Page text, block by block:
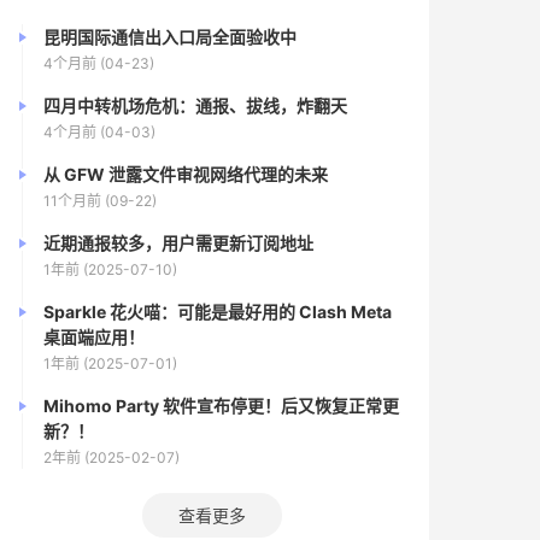
昆明国际通信出入口局全面验收中
4个月前 (04-23)
四月中转机场危机：通报、拔线，炸翻天
4个月前 (04-03)
从 GFW 泄露文件审视网络代理的未来
11个月前 (09-22)
近期通报较多，用户需更新订阅地址
1年前 (2025-07-10)
Sparkle 花火喵：可能是最好用的 Clash Meta
桌面端应用！
1年前 (2025-07-01)
Mihomo Party 软件宣布停更！后又恢复正常更
新？！
2年前 (2025-02-07)
查看更多